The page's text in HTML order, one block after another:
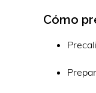
Cómo